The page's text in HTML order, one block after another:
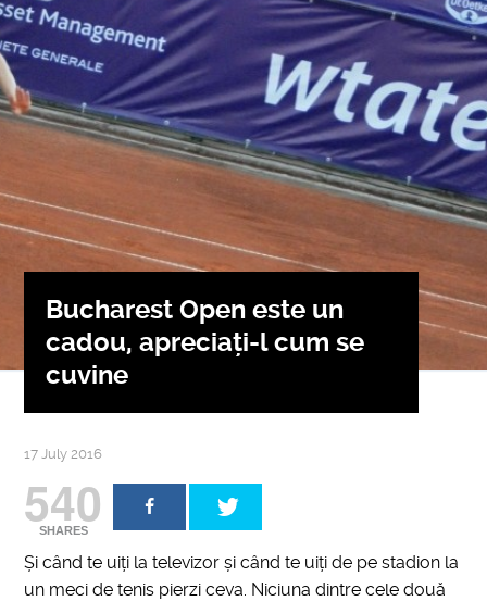
Bucharest Open este un
cadou, apreciați-l cum se
cuvine
17 July 2016
540
SHARES
Și când te uiți la televizor și când te uiți de pe stadion la
un meci de tenis pierzi ceva. Niciuna dintre cele două